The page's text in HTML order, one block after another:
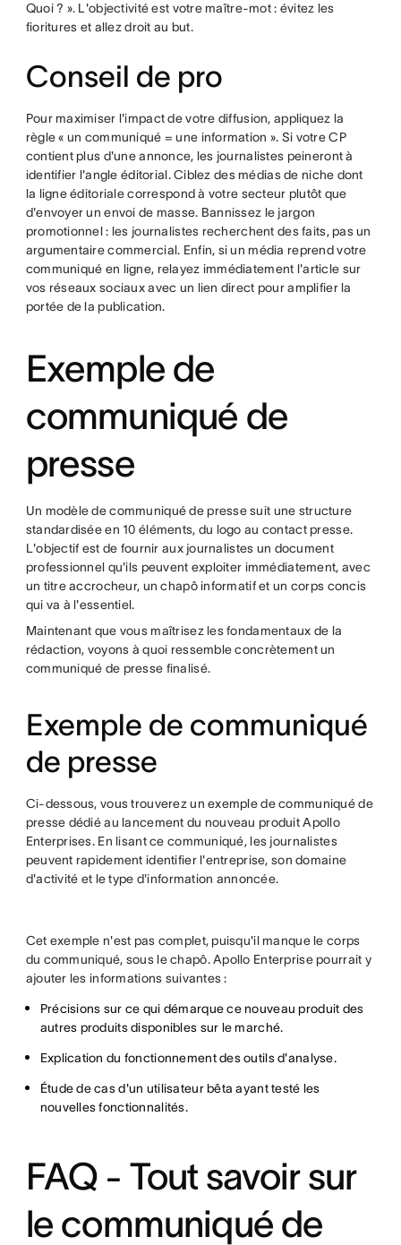
Quoi ? ». L'objectivité est votre maître-mot : évitez les
fioritures et allez droit au but.
Conseil de pro
Pour maximiser l'impact de votre diffusion, appliquez la
règle « un communiqué = une information ». Si votre CP
contient plus d'une annonce, les journalistes peineront à
identifier l'angle éditorial. Ciblez des médias de niche dont
la ligne éditoriale correspond à votre secteur plutôt que
d'envoyer un envoi de masse. Bannissez le jargon
promotionnel : les journalistes recherchent des faits, pas un
argumentaire commercial. Enfin, si un média reprend votre
communiqué en ligne, relayez immédiatement l'article sur
vos réseaux sociaux avec un lien direct pour amplifier la
portée de la publication.
Exemple de
communiqué de
presse
Un modèle de communiqué de presse suit une structure
standardisée en 10 éléments, du logo au contact presse.
L'objectif est de fournir aux journalistes un document
professionnel qu'ils peuvent exploiter immédiatement, avec
un titre accrocheur, un chapô informatif et un corps concis
qui va à l'essentiel.
Maintenant que vous maîtrisez les fondamentaux de la
rédaction, voyons à quoi ressemble concrètement un
communiqué de presse finalisé.
Exemple de communiqué
de presse
Ci-dessous, vous trouverez un exemple de communiqué de
presse dédié au lancement du nouveau produit Apollo
Enterprises. En lisant ce communiqué, les journalistes
peuvent rapidement identifier l'entreprise, son domaine
d'activité et le type d'information annoncée.
Cet exemple n'est pas complet, puisqu'il manque le corps
du communiqué, sous le chapô. Apollo Enterprise pourrait y
ajouter les informations suivantes :
Précisions sur ce qui démarque ce nouveau produit des
autres produits disponibles sur le marché.
Explication du fonctionnement des outils d'analyse.
Étude de cas d'un utilisateur bêta ayant testé les
nouvelles fonctionnalités.
FAQ - Tout savoir sur
le communiqué de